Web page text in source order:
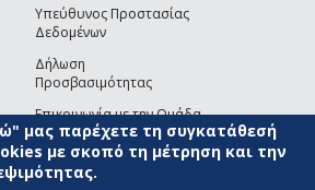
Υπεύθυνος Προστασίας
Δεδομένων
Δήλωση
Προσβασιμότητας
Επικοινωνία με την Ομάδα
Ανάπτυξης του site(link sends e-mail)
ΟΡΟΙ ΧΡΗΣΗΣ
μας παρέχετε τη συγκατάθεσή
με σκοπό τη μέτρηση και την